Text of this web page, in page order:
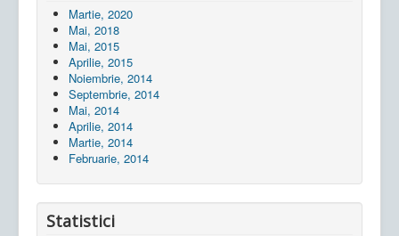
Martie, 2020
Mai, 2018
Mai, 2015
Aprilie, 2015
Noiembrie, 2014
Septembrie, 2014
Mai, 2014
Aprilie, 2014
Martie, 2014
Februarie, 2014
Statistici